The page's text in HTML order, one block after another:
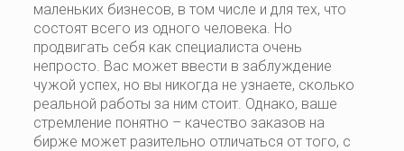
маленьких бизнесов, в том числе и для тех, что
состоят всего из одного человека. Но
продвигать себя как специалиста очень
непросто. Вас может ввести в заблуждение
чужой успех, но вы никогда не узнаете, сколько
реальной работы за ним стоит. Однако, ваше
стремление понятно – качество заказов на
бирже может разительно отличаться от того, с